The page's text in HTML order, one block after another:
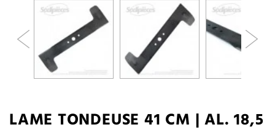
LAME TONDEUSE 41 CM | AL. 18,5